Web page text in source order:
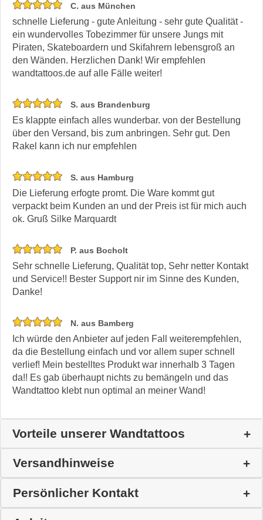
C. aus München
schnelle Lieferung - gute Anleitung - sehr gute Qualität -
ein wundervolles Tobezimmer für unsere Jungs mit
Piraten, Skateboardern und Skifahrern lebensgroß an
den Wänden. Herzlichen Dank! Wir empfehlen
wandtattoos.de auf alle Fälle weiter!
S. aus Brandenburg
Es klappte einfach alles wunderbar. von der Bestellung
über den Versand, bis zum anbringen. Sehr gut. Den
Rakel kann ich nur empfehlen
S. aus Hamburg
Die Lieferung erfogte promt. Die Ware kommt gut
verpackt beim Kunden an und der Preis ist für mich auch
ok. Gruß Silke Marquardt
P. aus Bocholt
Sehr schnelle Lieferung, Qualität top, Sehr netter Kontakt
und Service!! Bester Support nir im Sinne des Kunden,
Danke!
N. aus Bamberg
Ich würde den Anbieter auf jeden Fall weiterempfehlen,
da die Bestellung einfach und vor allem super schnell
verlief! Mein bestelltes Produkt war innerhalb 3 Tagen
da!! Es gab überhaupt nichts zu bemängeln und das
Wandtattoo klebt nun optimal an meiner Wand!
Vorteile unserer Wandtattoos
Versandhinweise
Persönlicher Kontakt